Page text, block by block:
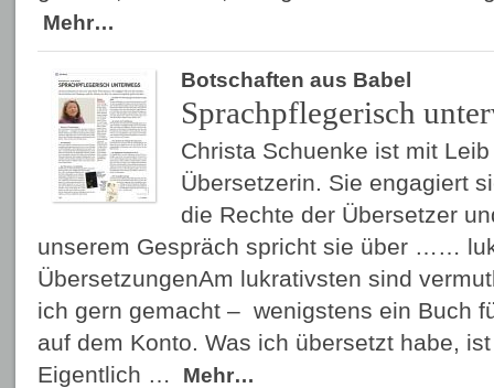
Mehr…
Botschaften aus Babel
Sprachpflegerisch
Christa Schuenke ist mit
Übersetzerin. Sie engagiert
die Rechte der Übersetzer
unserem Gespräch spricht sie über ……
ÜbersetzungenAm lukrativsten sind
ich gern gemacht – wenigstens ein Buch
auf dem Konto. Was ich übersetzt habe,
Eigentlich …
Mehr…